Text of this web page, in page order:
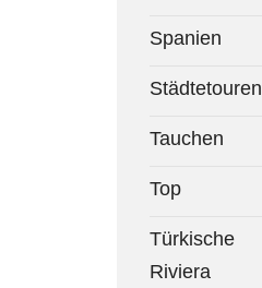
Spanien
Städtetouren
Tauchen
Top
Türkische
Riviera